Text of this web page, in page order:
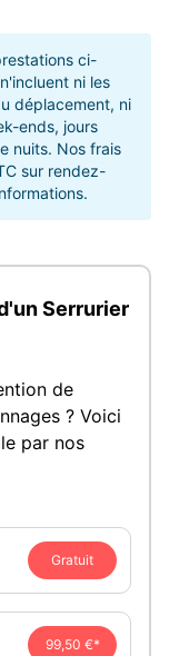
ci-
ni les
déplacement, ni
ends, jours
nuits. Nos frais
sur rendez-
Serrurier
de
? Voici
par nos
Gratuit
99,50 €*